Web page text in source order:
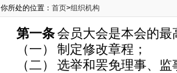
你所处的位置： 首页>组织机构
第一条会员大会是本会的最
（一）
制定修改章程；
（二）
选举和罢免理事、监